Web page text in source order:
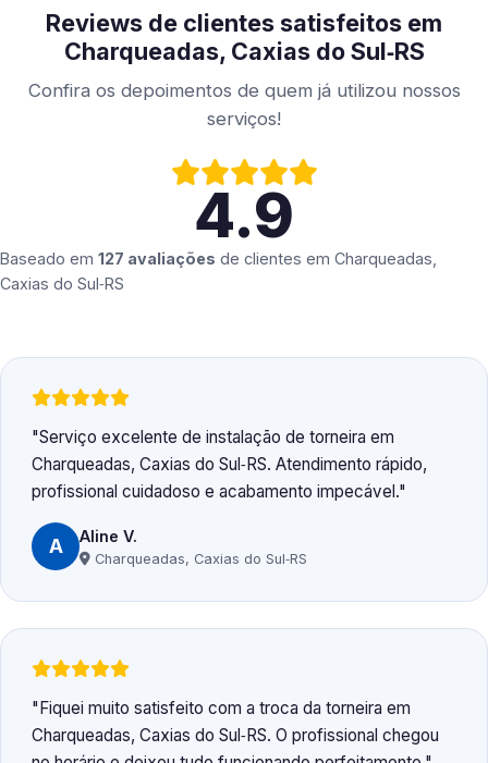
Reviews de clientes satisfeitos em
Charqueadas, Caxias do Sul‑RS
Confira os depoimentos de quem já utilizou nossos
serviços!
4.9
Baseado em 127 avaliações de clientes em Charqueadas,
Caxias do Sul‑RS
Serviço excelente de instalação de torneira em
Charqueadas, Caxias do Sul‑RS. Atendimento rápido,
profissional cuidadoso e acabamento impecável.
A Aline V.
Charqueadas, Caxias do Sul‑RS
Fiquei muito satisfeito com a troca da torneira em
Charqueadas, Caxias do Sul‑RS. O profissional chegou